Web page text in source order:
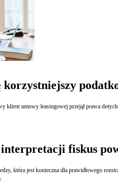
korzystniejszy
klient umowy leasingowej przejął prawa
fiskus
w oparciu o opinie osób posiadających wiadomości specjalne w tym zakresie. Takie stanowisko